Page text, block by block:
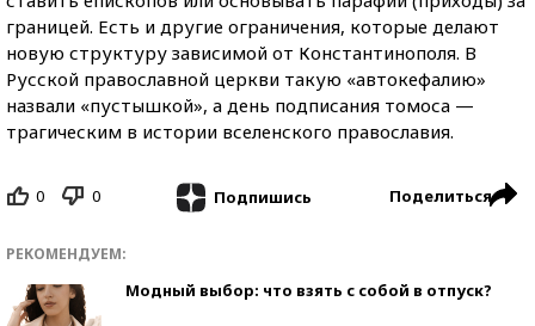
границей. Есть и другие ограничения, которые делают
новую структуру зависимой от Константинополя. В
Русской православной церкви такую «автокефалию»
назвали «пустышкой», а день подписания томоса —
трагическим в истории вселенского православия.
0 0 Подпишись Поделиться
РЕКОМЕНДУЕМ:
Модный выбор: что взять с собой в отпуск?